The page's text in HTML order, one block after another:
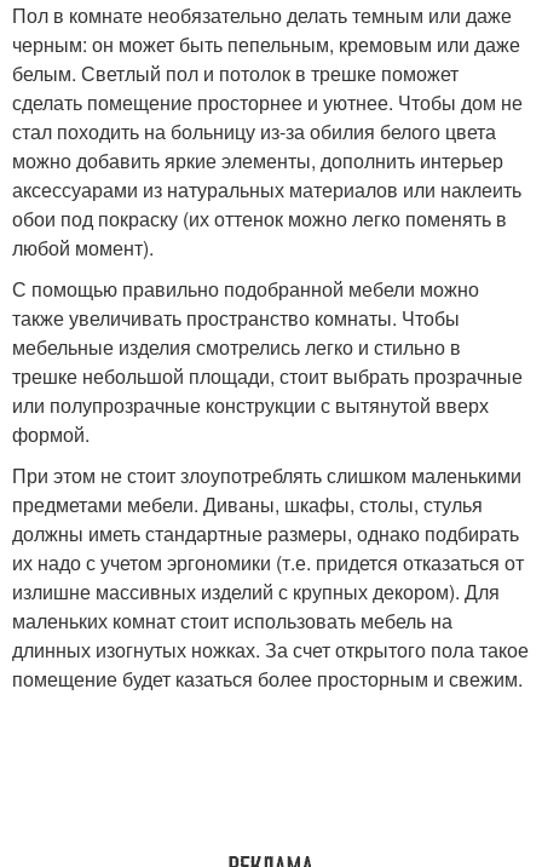
Пол в комнате необязательно делать темным или даже
черным: он может быть пепельным, кремовым или даже
белым. Светлый пол и потолок в трешке поможет
сделать помещение просторнее и уютнее. Чтобы дом не
стал походить на больницу из-за обилия белого цвета
можно добавить яркие элементы, дополнить интерьер
аксессуарами из натуральных материалов или наклеить
обои под покраску (их оттенок можно легко поменять в
любой момент).
С помощью правильно подобранной мебели можно
также увеличивать пространство комнаты. Чтобы
мебельные изделия смотрелись легко и стильно в
трешке небольшой площади, стоит выбрать прозрачные
или полупрозрачные конструкции с вытянутой вверх
формой.
При этом не стоит злоупотреблять слишком маленькими
предметами мебели. Диваны, шкафы, столы, стулья
должны иметь стандартные размеры, однако подбирать
их надо с учетом эргономики (т.е. придется отказаться от
излишне массивных изделий с крупных декором). Для
маленьких комнат стоит использовать мебель на
длинных изогнутых ножках. За счет открытого пола такое
помещение будет казаться более просторным и свежим.